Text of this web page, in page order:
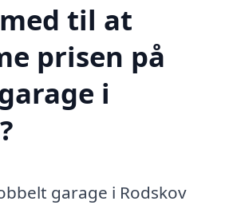
til at
prisen på
i
garage i Rodskov